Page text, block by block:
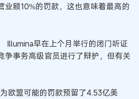
业额10%的罚款，这也意味着最高的
Illumina早在上个月举行的闭门听证
争事务高级官员进行了辩护，但有关
欧盟可能的罚款预留了4.53亿美